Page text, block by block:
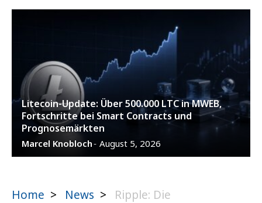
Litecoin-Update: Über 500.000 LTC in MWEB,
Fortschritte bei Smart Contracts und
Prognosemärkten
Marcel Knobloch- August 5, 2026
Home > News >
Ripple: Die